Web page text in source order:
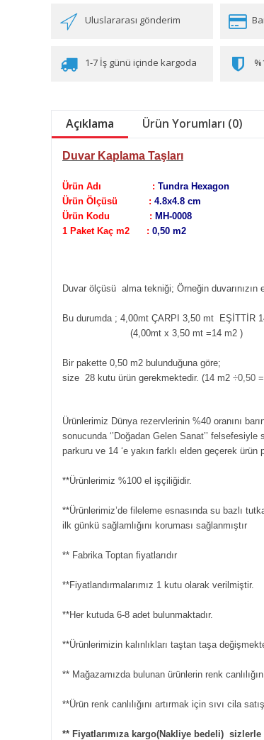
Uluslararası gönderim
1-7 İş günü içinde kargoda
Açıklama Ürün Yorumları (0)
Duvar Kaplama Taşları
Ürün Adı : Tundra Hexagon
Ürün Ölçüsü : 4.8x4.8 cm
Ürün Kodu : MH-0008
1 Paket Kaç m2 : 0,50 m2
Duvar ölçüsü alma tekniği; Örneğin
Bu durumda ; 4,00mt ÇARPI 3,50 mt EŞİTTİR
(4,00mt x 3,50 mt =14 m2 )
Bir pakette 0,50 m2 bulunduğuna göre;
size 28 kutu ürün gerekmektedir. (14 m2 ÷0,50
Ürünlerimiz Dünya rezervlerinin %40 oranını
sonucunda ‘’Doğadan Gelen Sanat’’
parkuru ve 14 ‘e yakın farklı elden geçerek ürün
**Ürünlerimiz %100 el işçiliğidir.
**Ürünlerimiz’de fileleme esnasında su bazlı
ilk günkü sağlamlığını koruması sağlanmıştır
** Fabrika Toptan fiyatlarıdır
**Fiyatlandırmalarımız 1 kutu olarak verilmiştir.
**Her kutuda 6-8 adet bulunmaktadır.
**Ürünlerimizin kalınlıkları taştan taşa
** Mağazamızda bulunan ürünlerin renk
**Ürün renk canlılığını artırmak için sıvı cila
** Fiyatlarımıza kargo(Nakliye bedeli)